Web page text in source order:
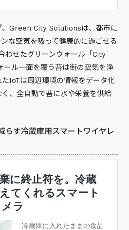
、Green City Solutionsは、都市に
な空気を吸って健康的に過ごせる
わせたグリーンウォール「City
ル一面を覆う苔は街の空気を浄
IoTは周辺環境の情報をデータ化
、全自動で苔に水や栄養を供給
らす冷蔵庫用スマートワイヤレ